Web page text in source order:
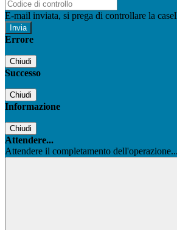
E-mail inviata, si prega di controllare la
Errore
Chiudi
Successo
Chiudi
Informazione
Chiudi
Attendere...
Attendere il completamento dell'operazione...